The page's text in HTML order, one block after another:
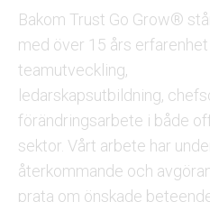
Bakom Trust Go Grow®
med över 1 5 års erfarenhet
teamutveckling,
ledarskapsutbildning, c
förändringsarbete i både
sektor. Vårt arbete har
återkommande och
prata om önskade